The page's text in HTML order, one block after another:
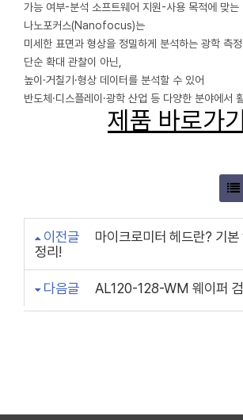
가능 여부-분석 소프트웨어 지원-사용 목적에 맞는
나노포커스(Nanofocus)는
미세한 표면과 형상을 정밀하게 분석하는 광학 측
단순 확대 관찰이 아닌,
높이·거칠기·형상 데이터를 분석할 수 있어
반도체·디스플레이·광학 산업 등 다양한 분야에서
제품 바로가기
이전글
마이크로미터 헤드란? 기
정리!
다음글
AL120-128-WM 웨이퍼 검